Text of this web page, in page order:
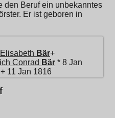
den Beruf ein unbekanntes
Er ist geboren in
Bär+
Conrad Bär * 8 Jan
11 Jan 1816